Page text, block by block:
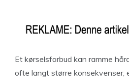
Et kørselsforbud kan ramme
ofte langt større konsekvenser,